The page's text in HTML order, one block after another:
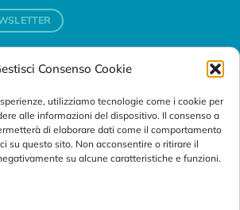
Consenso Cookie
utilizziamo tecnologie come i cookie per
alle informazioni del dispositivo. Il consenso a
di elaborare dati come il comportamento
su questo sito. Non acconsentire o ritirare il
su alcune caratteristiche e funzioni.
35127 Padova (Italy)
16 98
95 10